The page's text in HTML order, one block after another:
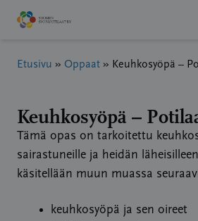
Hyppää
sisältöön
Etusivu » Oppaat » Keuhkosyöpä –
Keuhkosyöpä –
Tämä opas on tarkoitettu
sairastuneille ja heidän
käsitellään muun muassa
keuhkosyöpä ja sen oireet